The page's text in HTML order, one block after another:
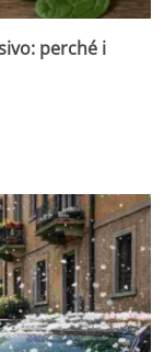
perché i